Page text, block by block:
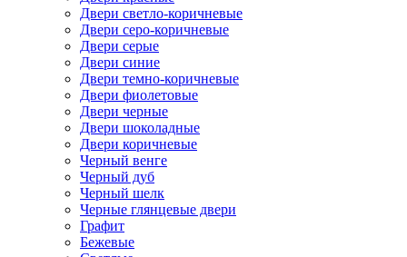
Двери светло-коричневые
Двери серо-коричневые
Двери серые
Двери синие
Двери темно-коричневые
Двери фиолетовые
Двери черные
Двери шоколадные
Двери коричневые
Черный венге
Черный дуб
Черный шелк
Черные глянцевые двери
Графит
Бежевые